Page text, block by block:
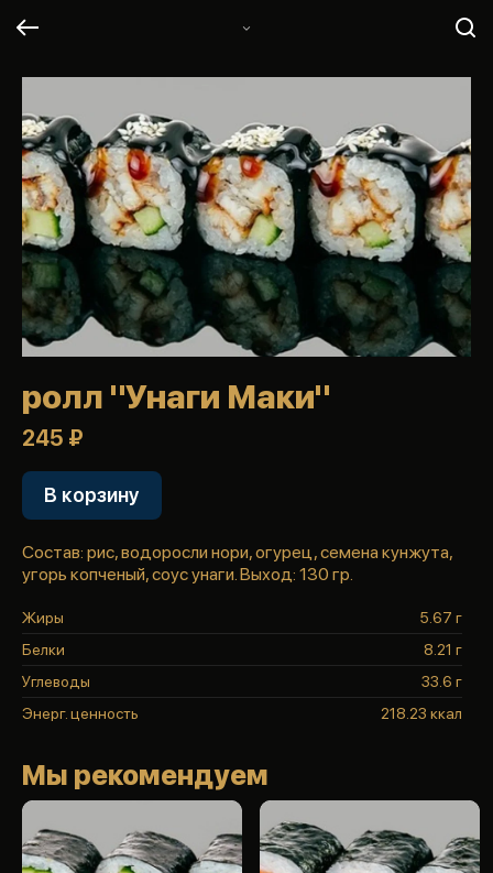
ролл "Унаги Маки"
245 ₽
В корзину
Состав: рис, водоросли нори, огурец, семена кунжута,
угорь копченый, соус унаги. Выход: 130 гр.
Жиры
5.67 г
Белки
8.21 г
Углеводы
33.6 г
Энерг. ценность
218.23 ккал
Мы рекомендуем